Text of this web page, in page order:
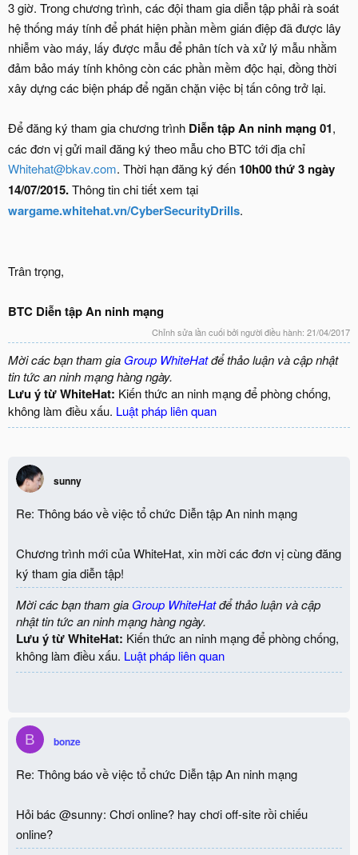
3 giờ. Trong chương trình, các đội tham gia diễn tập phải rà soát
hệ thống máy tính để phát hiện phần mềm gián điệp đã được lây
nhiễm vào máy, lấy được mẫu để phân tích và xử lý mẫu nhằm
đảm bảo máy tính không còn các phần mềm độc hại, đồng thời
xây dựng các biện pháp để ngăn chặn việc bị tấn công trở lại.
Để đăng ký tham gia chương trình Diễn tập An ninh mạng 01,
các đơn vị gửi mail đăng ký theo mẫu cho BTC tới địa chỉ
Whitehat@bkav.com. Thời hạn đăng ký đến 10h00 thứ 3 ngày
14/07/2015.Thông tin chi tiết xem tại
wargame.whitehat.vn/CyberSecurityDrills.
Trân trọng,
BTC Diễn tập An ninh mạng
Chỉnh sửa lần cuối bởi người điều hành: 21/04/2017
Mời các bạn tham gia Group WhiteHatđể thảo luận và cập nhật
tin tức an ninh mạng hàng ngày.
Lưu ý từ WhiteHat: Kiến thức an ninh mạng để phòng chống,
không làm điều xấu. Luật pháp liên quan
sunny
Re: Thông báo về việc tổ chức Diễn tập An ninh mạng
Chương trình mới của WhiteHat, xin mời các đơn vị cùng đăng
ký tham gia diễn tập!
Mời các bạn tham gia Group WhiteHatđể thảo luận và cập
nhật tin tức an ninh mạng hàng ngày.
Lưu ý từ WhiteHat: Kiến thức an ninh mạng để phòng chống,
không làm điều xấu. Luật pháp liên quan
B bonze
Re: Thông báo về việc tổ chức Diễn tập An ninh mạng
Hỏi bác @sunny: Chơi online? hay chơi off-site rồi chiếu
online?